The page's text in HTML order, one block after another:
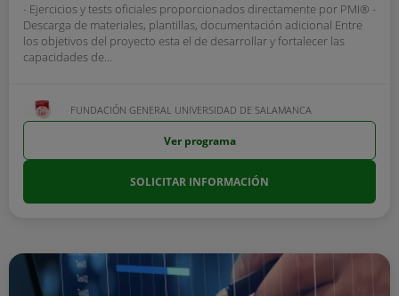
- Ejercicios y tests oficiales proporcionados directamente por PMI® -
Descarga de materiales, plantillas, documentación adicional Entre
los objetivos del proyecto esta el de desarrollar y fortalecer las
capacidades de...
FUNDACIÓN GENERAL UNIVERSIDAD DE SALAMANCA
Ver programa
SOLICITAR INFORMACIÓN